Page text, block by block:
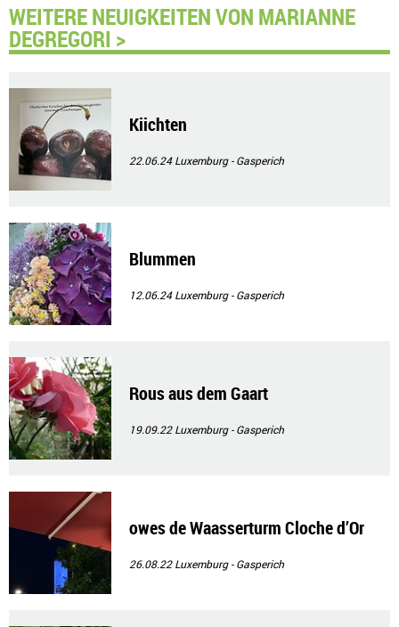
WEITERE NEUIGKEITEN VON MARIANNE
DEGREGORI >
Kiichten
22.06.24Luxemburg - Gasperich
Blummen
12.06.24Luxemburg - Gasperich
Rous aus dem Gaart
19.09.22Luxemburg - Gasperich
owes de Waasserturm Cloche d’Or
26.08.22Luxemburg - Gasperich